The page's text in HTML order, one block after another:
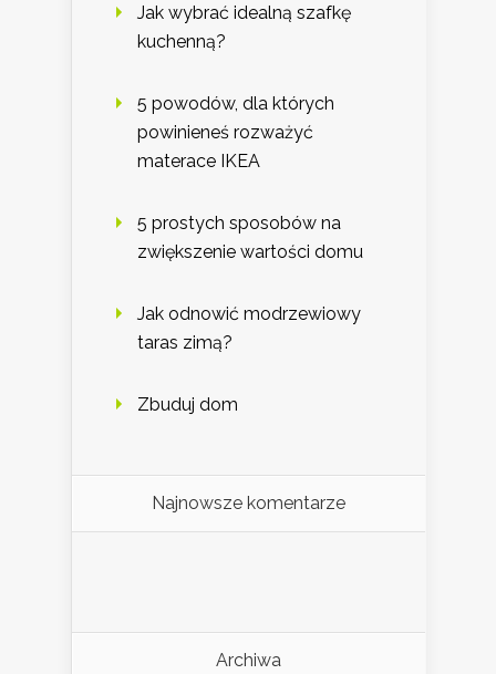
Jak wybrać idealną szafkę
kuchenną?
5 powodów, dla których
powinieneś rozważyć
materace IKEA
5 prostych sposobów na
zwiększenie wartości domu
Jak odnowić modrzewiowy
taras zimą?
Zbuduj dom
Najnowsze komentarze
Archiwa